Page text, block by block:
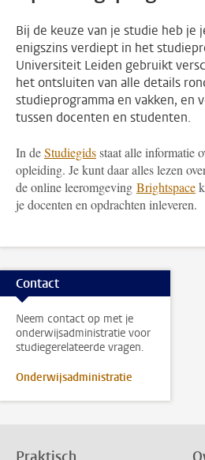
Bij de keuze van je studie heb je
enigszins verdiept in het
Universiteit Leiden gebruikt
het ontsluiten van alle details
studieprogramma en vakken, en
tussen docenten en studenten.
In deStudiegidsstaat alle informatie
opleiding. Je kunt daar alles lezen
de online leeromgeving Brightspace
je docenten en opdrachten inleveren.
Contact
Neem contact op met je
onderwijsadministratie voor
studiegerelateerde vragen.
Onderwijsadministratie